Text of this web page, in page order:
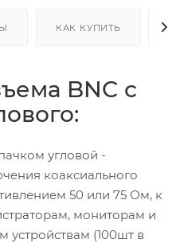
КАК КУПИТЬ
BNC с
угловой -
коаксиального
50 или 75 Ом, к
мониторам и
устройствам (100шт в